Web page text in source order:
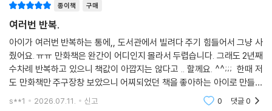
종이책 구매
여러번 반복.
아이가 여러번 반복하는 통에,, 도서관에서 빌려다 주기 힘들어서 그냥 사
줬어요. ㅠㅠ 만화책은 완간이 어디인지 몰라서 두렵습니다. 그래도 2년째
수차례 반복하고 있으니 책값이 아깝지는 않다고 .. 할께요. ^^;;; 한때 저
도 만화책만 주구장창 보았으니 어찌되었던 책을 좋아하는 아이로 만들기
에 일조하는 SCP 입니다.
s**1 2026.07.11. 신고 0 댓글0